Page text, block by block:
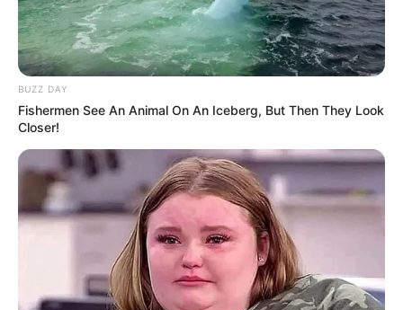
BUZZ DAY
Fishermen See An Animal On An Iceberg, But Then They Look
Closer!